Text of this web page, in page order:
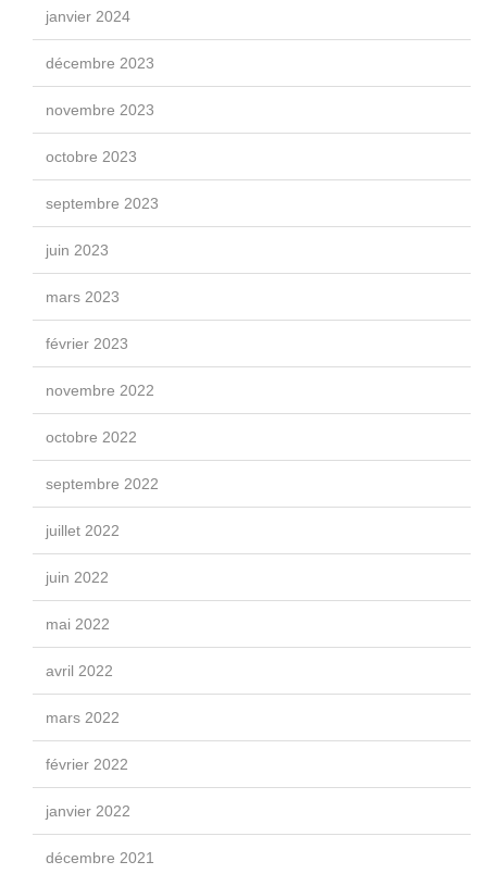
janvier 2024
décembre 2023
novembre 2023
octobre 2023
septembre 2023
juin 2023
mars 2023
février 2023
novembre 2022
octobre 2022
septembre 2022
juillet 2022
juin 2022
mai 2022
avril 2022
mars 2022
février 2022
janvier 2022
décembre 2021